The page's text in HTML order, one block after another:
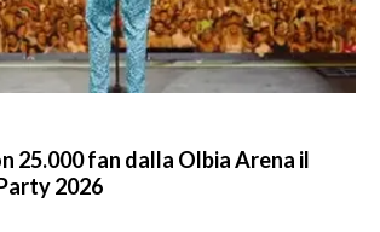
25.000 fan dalla Olbia Arena il
2026